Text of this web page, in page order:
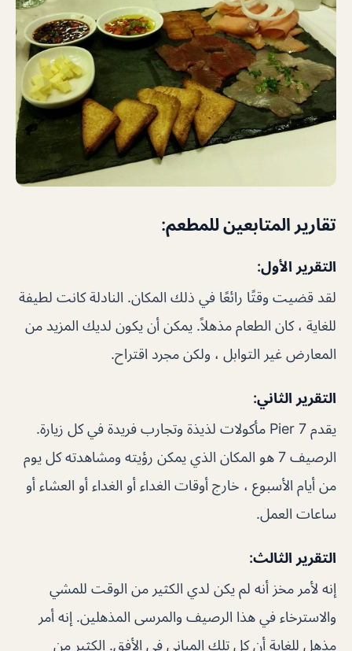
تقارير المتابعين للمطعم:
التقرير الأول:
لقد قضيت وقتًا رائعًا في ذلك المكان. النادلة كانت لطيفة
للغاية ، كان الطعام مذهلاً. يمكن أن يكون لديك المزيد من
المعارض غير التوابل ، ولكن مجرد اقتراح.
التقرير الثاني:
يقدم Pier 7 مأكولات لذيذة وتجارب فريدة في كل زيارة.
الرصيف 7 هو المكان الذي يمكن رؤيته ومشاهدته كل يوم
من أيام الأسبوع ، خارج أوقات الغداء أو الغداء أو العشاء أو
ساعات العمل.
التقرير الثالث:
إنه لأمر مخز أنه لم يكن لدي الكثير من الوقت للمشي
والاسترخاء في هذا الرصيف والمرسى المذهلين. إنه أمر
مذهل للغاية أن كل تلك المباني في الأفق. الكثير من